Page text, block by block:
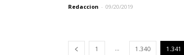
Redaccion - 09/20/2019
1 ... 1.340 1.341